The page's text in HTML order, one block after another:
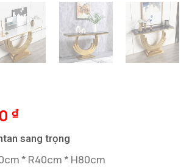
₫
sang trọng
* R40cm * H80cm